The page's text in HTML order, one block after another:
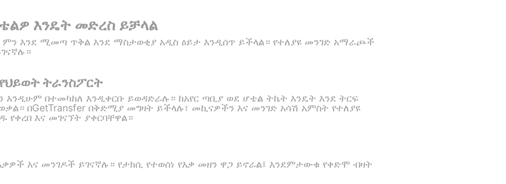
እንዴት መድረስ ይቻላል
ምን እንደ ሚመጣ ጥቅል እንደ ማስታወቂያ አዲስ ዕይታ እንዲሰጥ ይችላል። የተለያዩ መንገድ አማራጮች
ትራንስፖርት
እንዲሁም በተመካከለ እንዲቀርቡ ይወዳድራሉ። ከአየር ጣቢያ ወደ ሆቴል ትኬት እንዴት እንደ ትርፍ
በGetTransfer በቅድሚያ መግዛት ይችላሉ፣ መኪናዎችን እና መንገድ አሳሽ አምስት የተለያዩ
እና መገናኘት ያቀርባቸዋል።
እና መንገዶች ይገናኛሉ። የታክሲ የተወሰነ የእቃ መዘን ዋጋ ይኖራል፤ እንደምታውቁ የቀድሞ ብዛት